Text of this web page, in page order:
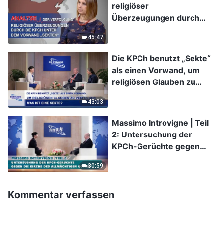
45:47
religiöser
Überzeugungen durch
43:03
Die KPCh benutzt „Sekte“
als einen Vorwand, um
religiösen Glauben zu
30:59
Massimo Introvigne | Teil
2: Untersuchung der
KPCh-Gerüchte gegen
Kommentar verfassen